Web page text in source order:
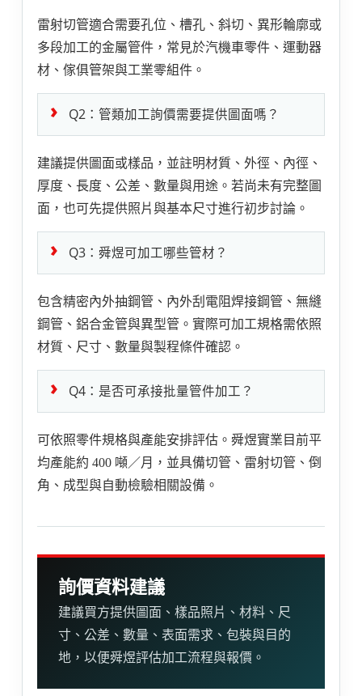
雷射切管適合需要孔位、槽孔、斜切、異形輪廓或
多段加工的金屬管件，常見於汽機車零件、運動器
材、傢俱管架與工業零組件。
Q2：管類加工詢價需要提供圖面嗎？
建議提供圖面或樣品，並註明材質、外徑、內徑、
厚度、長度、公差、數量與用途。若尚未有完整圖
面，也可先提供照片與基本尺寸進行初步討論。
Q3：舜煜可加工哪些管材？
包含精密內外抽鋼管、內外刮電阻焊接鋼管、無縫
鋼管、鋁合金管與異型管。實際可加工規格需依照
材質、尺寸、數量與製程條件確認。
Q4：是否可承接批量管件加工？
可依照零件規格與產能安排評估。舜煜實業目前平
均產能約 400 噸／月，並具備切管、雷射切管、倒
角、成型與自動檢驗相關設備。
詢價資料建議
建議買方提供圖面、樣品照片、材料、尺
寸、公差、數量、表面需求、包裝與目的
地，以便舜煜評估加工流程與報價。